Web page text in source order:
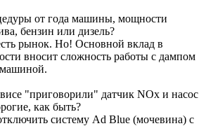
от года машины, мощности
бензин или дизель?
рынок. Но! Основной вклад в
вносит сложность работы с дампом
машиной.
"приговорили" датчик NOx и насос
как быть?
систему Ad Blue (мочевина) с